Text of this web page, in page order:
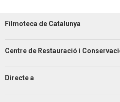
Filmoteca de Catalunya
Centre de Restauració i
Directe a